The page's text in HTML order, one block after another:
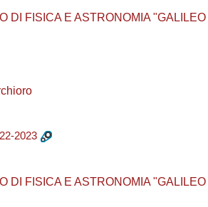
DI FISICA E ASTRONOMIA
2023
DI FISICA E ASTRONOMIA